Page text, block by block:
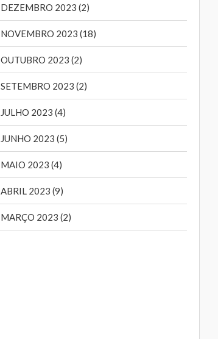
DEZEMBRO 2023 (2)
NOVEMBRO 2023 (18)
OUTUBRO 2023 (2)
SETEMBRO 2023 (2)
JULHO 2023 (4)
JUNHO 2023 (5)
MAIO 2023 (4)
ABRIL 2023 (9)
MARÇO 2023 (2)